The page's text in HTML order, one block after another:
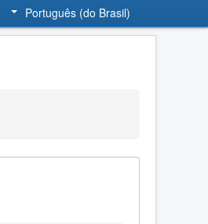
Português (do Brasil)